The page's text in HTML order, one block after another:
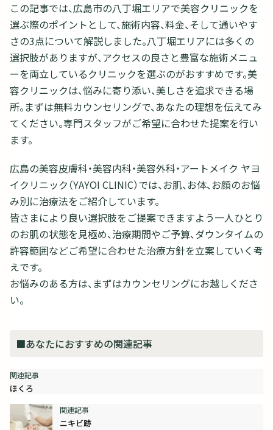
この記事では、広島市の八丁堀エリアで美容クリニックを
選ぶ際のポイントとして、施術内容、料金、そして通いやす
さの3点について解説しました。八丁堀エリアには多くの
選択肢がありますが、アクセスの良さと豊富な施術メニュ
ーを両立しているクリニックを選ぶのがおすすめです。美
容クリニックは、悩みに寄り添い、美しさを追求できる場
所。まずは無料カウンセリングで、あなたの理想を伝えてみ
てください。専門スタッフがご希望に合わせた提案を行い
ます。
広島の美容皮膚科・美容内科・美容外科・アートメイク ヤヨ
イクリニック（YAYOI CLINIC）では、お肌、お体、お顔のお悩
み別に治療法をご紹介しています。
皆さまにより良い選択肢をご提案できますよう一人ひとり
のお肌の状態を見極め、治療期間やご予算、ダウンタイムの
許容範囲などご希望に合わせた治療方針を立案していく考
えです。
お悩みのある方は、まずはカウンセリングにお越しくださ
い。
■あなたにおすすめの関連記事
ほくろ
ニキビ跡